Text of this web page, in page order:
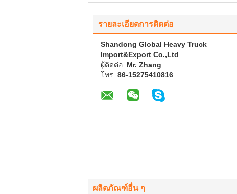
รายละเอียดการติดต่อ
Shandong Global Heavy Truck
Import&Export Co.,Ltd
ผู้ติดต่อ: Mr. Zhang
โทร: 86-15275410816
ผลิตภัณฑ์อื่น ๆ